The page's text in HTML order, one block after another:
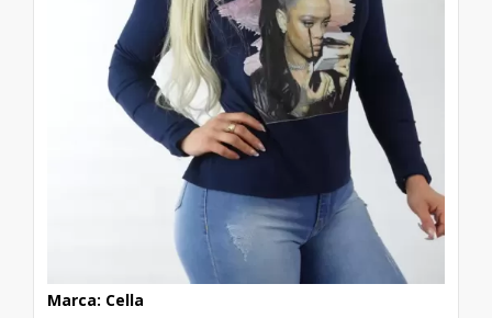
Marca: Cella